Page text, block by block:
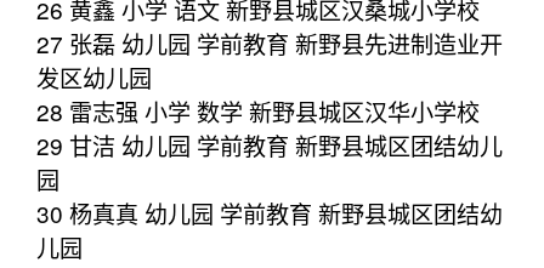
26 黄鑫 小学 语文 新野县城区汉桑城小学校
27 张磊 幼儿园 学前教育 新野县先进制造业开
发区幼儿园
28 雷志强 小学 数学 新野县城区汉华小学校
29 甘洁 幼儿园 学前教育 新野县城区团结幼儿
园
30 杨真真 幼儿园 学前教育 新野县城区团结幼
儿园